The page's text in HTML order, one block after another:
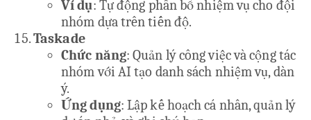
Ví dụ: Tự động phân bổ nhiệm vụ cho đội
nhóm dựa trên tiến độ.
Taskade
Chức năng: Quản lý công việc và cộng tác
nhóm với AI tạo danh sách nhiệm vụ, dàn
ý.
Ứng dụng: Lập kế hoạch cá nhân, quản lý